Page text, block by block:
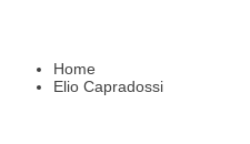
Home
Elio Capradossi